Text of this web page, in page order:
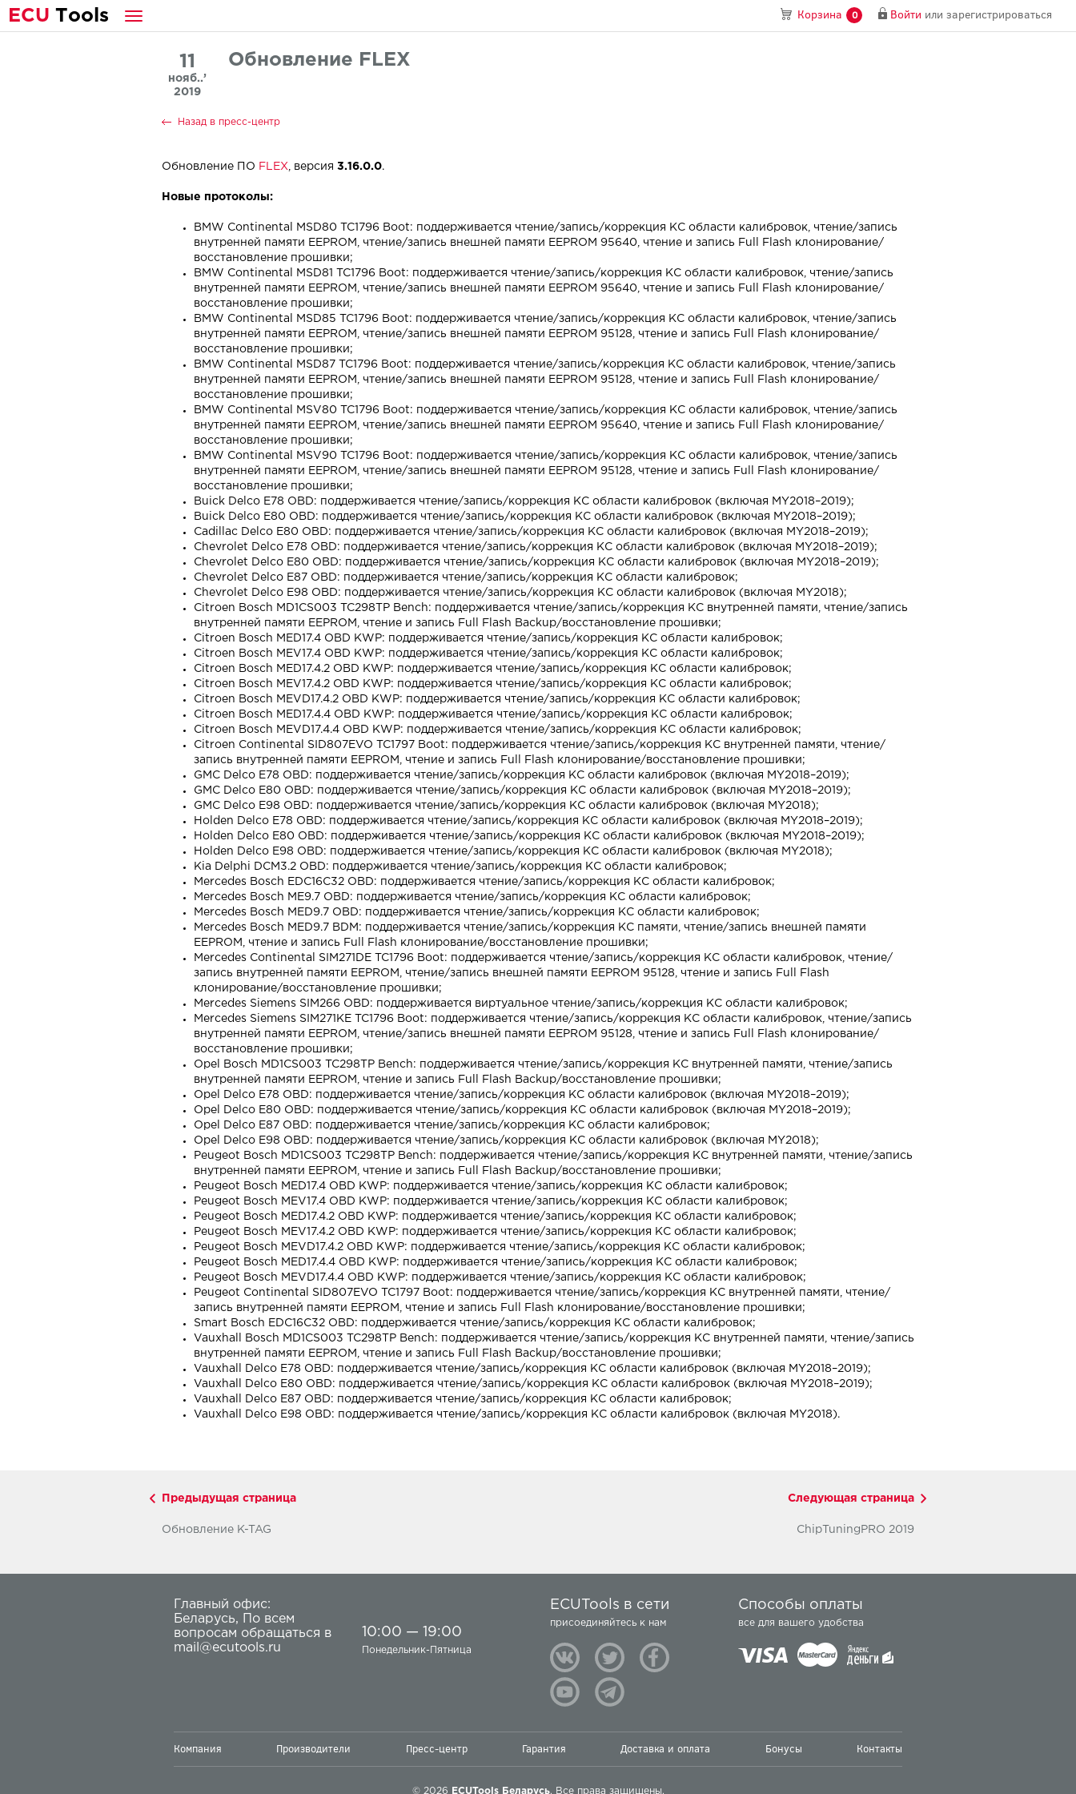
ECU Tools Корзина 0 Войти или зарегистрироваться
11
нояб..’
2019
Обновление FLEX
Назад в пресс-центр
Обновление ПО FLEX , версия 3.16.0.0.
Новые протоколы:
BMW Continental MSD80 TC1796 Boot: поддерживается чтение/запись/коррекция КС области калибровок, чтение/запись
внутренней памяти EEPROM, чтение/запись внешней памяти EEPROM 95640, чтение и запись Full Flash клонирование/
восстановление прошивки;
BMW Continental MSD81 TC1796 Boot: поддерживается чтение/запись/коррекция КС области калибровок, чтение/запись
внутренней памяти EEPROM, чтение/запись внешней памяти EEPROM 95640, чтение и запись Full Flash клонирование/
восстановление прошивки;
BMW Continental MSD85 TC1796 Boot: поддерживается чтение/запись/коррекция КС области калибровок, чтение/запись
внутренней памяти EEPROM, чтение/запись внешней памяти EEPROM 95128, чтение и запись Full Flash клонирование/
восстановление прошивки;
BMW Continental MSD87 TC1796 Boot: поддерживается чтение/запись/коррекция КС области калибровок, чтение/запись
внутренней памяти EEPROM, чтение/запись внешней памяти EEPROM 95128, чтение и запись Full Flash клонирование/
восстановление прошивки;
BMW Continental MSV80 TC1796 Boot: поддерживается чтение/запись/коррекция КС области калибровок, чтение/запись
внутренней памяти EEPROM, чтение/запись внешней памяти EEPROM 95640, чтение и запись Full Flash клонирование/
восстановление прошивки;
BMW Continental MSV90 TC1796 Boot: поддерживается чтение/запись/коррекция КС области калибровок, чтение/запись
внутренней памяти EEPROM, чтение/запись внешней памяти EEPROM 95128, чтение и запись Full Flash клонирование/
восстановление прошивки;
Buick Delco E78 OBD: поддерживается чтение/запись/коррекция КС области калибровок (включая MY2018–2019);
Buick Delco E80 OBD: поддерживается чтение/запись/коррекция КС области калибровок (включая MY2018–2019);
Cadillac Delco E80 OBD: поддерживается чтение/запись/коррекция КС области калибровок (включая MY2018–2019);
Chevrolet Delco E78 OBD: поддерживается чтение/запись/коррекция КС области калибровок (включая MY2018–2019);
Chevrolet Delco E80 OBD: поддерживается чтение/запись/коррекция КС области калибровок (включая MY2018–2019);
Chevrolet Delco E87 OBD: поддерживается чтение/запись/коррекция КС области калибровок;
Chevrolet Delco E98 OBD: поддерживается чтение/запись/коррекция КС области калибровок (включая MY2018);
Citroen Bosch MD1CS003 TC298TP Bench: поддерживается чтение/запись/коррекция КС внутренней памяти, чтение/запись
внутренней памяти EEPROM, чтение и запись Full Flash Backup/восстановление прошивки;
Citroen Bosch MED17.4 OBD KWP: поддерживается чтение/запись/коррекция КС области калибровок;
Citroen Bosch MEV17.4 OBD KWP: поддерживается чтение/запись/коррекция КС области калибровок;
Citroen Bosch MED17.4.2 OBD KWP: поддерживается чтение/запись/коррекция КС области калибровок;
Citroen Bosch MEV17.4.2 OBD KWP: поддерживается чтение/запись/коррекция КС области калибровок;
Citroen Bosch MEVD17.4.2 OBD KWP: поддерживается чтение/запись/коррекция КС области калибровок;
Citroen Bosch MED17.4.4 OBD KWP: поддерживается чтение/запись/коррекция КС области калибровок;
Citroen Bosch MEVD17.4.4 OBD KWP: поддерживается чтение/запись/коррекция КС области калибровок;
Citroen Continental SID807EVO TC1797 Boot: поддерживается чтение/запись/коррекция КС внутренней памяти, чтение/
запись внутренней памяти EEPROM, чтение и запись Full Flash клонирование/восстановление прошивки;
GMC Delco E78 OBD: поддерживается чтение/запись/коррекция КС области калибровок (включая MY2018–2019);
GMC Delco E80 OBD: поддерживается чтение/запись/коррекция КС области калибровок (включая MY2018–2019);
GMC Delco E98 OBD: поддерживается чтение/запись/коррекция КС области калибровок (включая MY2018);
Holden Delco E78 OBD: поддерживается чтение/запись/коррекция КС области калибровок (включая MY2018–2019);
Holden Delco E80 OBD: поддерживается чтение/запись/коррекция КС области калибровок (включая MY2018–2019);
Holden Delco E98 OBD: поддерживается чтение/запись/коррекция КС области калибровок (включая MY2018);
Kia Delphi DCM3.2 OBD: поддерживается чтение/запись/коррекция КС области калибровок;
Mercedes Bosch EDC16C32 OBD: поддерживается чтение/запись/коррекция КС области калибровок;
Mercedes Bosch ME9.7 OBD: поддерживается чтение/запись/коррекция КС области калибровок;
Mercedes Bosch MED9.7 OBD: поддерживается чтение/запись/коррекция КС области калибровок;
Mercedes Bosch MED9.7 BDM: поддерживается чтение/запись/коррекция КС памяти, чтение/запись внешней памяти
EEPROM, чтение и запись Full Flash клонирование/восстановление прошивки;
Mercedes Continental SIM271DE TC1796 Boot: поддерживается чтение/запись/коррекция КС области калибровок, чтение/
запись внутренней памяти EEPROM, чтение/запись внешней памяти EEPROM 95128, чтение и запись Full Flash
клонирование/восстановление прошивки;
Mercedes Siemens SIM266 OBD: поддерживается виртуальное чтение/запись/коррекция КС области калибровок;
Mercedes Siemens SIM271KE TC1796 Boot: поддерживается чтение/запись/коррекция КС области калибровок, чтение/запись
внутренней памяти EEPROM, чтение/запись внешней памяти EEPROM 95128, чтение и запись Full Flash клонирование/
восстановление прошивки;
Opel Bosch MD1CS003 TC298TP Bench: поддерживается чтение/запись/коррекция КС внутренней памяти, чтение/запись
внутренней памяти EEPROM, чтение и запись Full Flash Backup/восстановление прошивки;
Opel Delco E78 OBD: поддерживается чтение/запись/коррекция КС области калибровок (включая MY2018–2019);
Opel Delco E80 OBD: поддерживается чтение/запись/коррекция КС области калибровок (включая MY2018–2019);
Opel Delco E87 OBD: поддерживается чтение/запись/коррекция КС области калибровок;
Opel Delco E98 OBD: поддерживается чтение/запись/коррекция КС области калибровок (включая MY2018);
Peugeot Bosch MD1CS003 TC298TP Bench: поддерживается чтение/запись/коррекция КС внутренней памяти, чтение/запись
внутренней памяти EEPROM, чтение и запись Full Flash Backup/восстановление прошивки;
Peugeot Bosch MED17.4 OBD KWP: поддерживается чтение/запись/коррекция КС области калибровок;
Peugeot Bosch MEV17.4 OBD KWP: поддерживается чтение/запись/коррекция КС области калибровок;
Peugeot Bosch MED17.4.2 OBD KWP: поддерживается чтение/запись/коррекция КС области калибровок;
Peugeot Bosch MEV17.4.2 OBD KWP: поддерживается чтение/запись/коррекция КС области калибровок;
Peugeot Bosch MEVD17.4.2 OBD KWP: поддерживается чтение/запись/коррекция КС области калибровок;
Peugeot Bosch MED17.4.4 OBD KWP: поддерживается чтение/запись/коррекция КС области калибровок;
Peugeot Bosch MEVD17.4.4 OBD KWP: поддерживается чтение/запись/коррекция КС области калибровок;
Peugeot Continental SID807EVO TC1797 Boot: поддерживается чтение/запись/коррекция КС внутренней памяти, чтение/
запись внутренней памяти EEPROM, чтение и запись Full Flash клонирование/восстановление прошивки;
Smart Bosch EDC16C32 OBD: поддерживается чтение/запись/коррекция КС области калибровок;
Vauxhall Bosch MD1CS003 TC298TP Bench: поддерживается чтение/запись/коррекция КС внутренней памяти, чтение/запись
внутренней памяти EEPROM, чтение и запись Full Flash Backup/восстановление прошивки;
Vauxhall Delco E78 OBD: поддерживается чтение/запись/коррекция КС области калибровок (включая MY2018–2019);
Vauxhall Delco E80 OBD: поддерживается чтение/запись/коррекция КС области калибровок (включая MY2018–2019);
Vauxhall Delco E87 OBD: поддерживается чтение/запись/коррекция КС области калибровок;
Vauxhall Delco E98 OBD: поддерживается чтение/запись/коррекция КС области калибровок (включая MY2018).
Предыдущая страница
Обновление K-TAG
Следующая страница
ChipTuningPRO 2019
Главный офис:
Беларусь,
По всем
вопросам обращаться в
mail@ecutools.ru
10:00 — 19:00
Понедельник-Пятница
ECUTools в сети
присоединяйтесь к нам
Способы оплаты
все для вашего удобства
Компания Производители Пресс-центр Гарантия Доставка и оплата Бонусы Контакты
© 2026 ECUTools Беларусь. Все права защищены.